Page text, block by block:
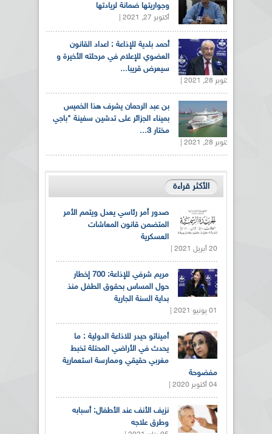
وجواريتها ضمانة لريادتها
أكتوبر 27, 2021 |
أحمد بلدية للإذاعة : اعداد القانون
العضوي للإعلام في مرحلته الأخيرة و
سيعرض قريبا...
أكتوبر 28, 2021 |
بن عبد الرحمان يشرف هذا الخميس
بميناء الجزائر على تدشين سفينة "باجي
مختار 3...
أكتوبر 28, 2021 |
الأكثر قراءة
صدور أمر رئاسي يعدل ويتمم الأمر
المتضمن قانون المعاشات
العسكرية
20 أبريل 2021 |
مريم شرفي للإذاعة: 700 إخطار
حول المساس بحقوق الطفل منذ
بداية السنة الجارية
01 يونيو 2021 |
أميناتو حيدر للاذاعة الدولية : ما
يحدث في الأراضي المحتلة تخبط
مغربي حقيقي وممارسة استعمارية
مفضوحة
04 أكتوبر 2020 |
نزيف الأنف عند الأطفال: أسبابه
وطرق علاجه